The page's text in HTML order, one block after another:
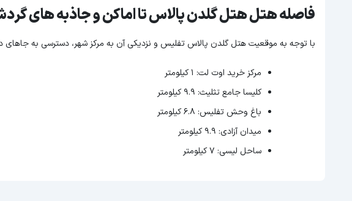
فاصله هتل هتل گلدن پالاس تا اماکن و جاذبه های
با توجه ‌به موقعیت هتل گلدن پالاس تفلیس و نزدیکی آن به مرکز شهر، دسترسی به
مرکز خرید اوت لت: 1 کیلومتر
کلیسا جامع تثلیث: 9.9 کیلومتر
باغ وحش تفلیس: 6.8 کیلومتر
میدان آزادی: 9.9 کیلومتر
ساحل لیسی: 7 کیلومتر